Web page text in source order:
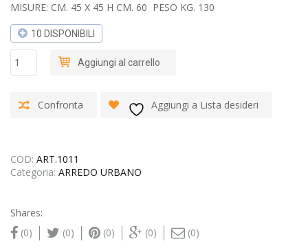
MISURE: CM. 45 X 45 H CM. 60 PESO KG. 130
10 DISPONIBILI
DISSUASORE
MARTE
Aggiungi al carrello
Confronta Aggiungi a Lista desideri
COD: ART.1011
Categoria: ARREDO URBANO
Shares:
(0)
(0) (0) (0) (0)